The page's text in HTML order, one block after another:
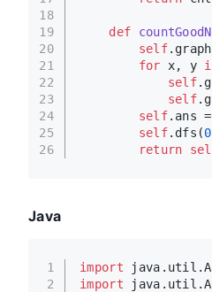
18
19
20
21
22
23
24
25
26
def
self
for x, y
self
self
self.ans =
self.dfs(0
return
Java
1
2
import
import